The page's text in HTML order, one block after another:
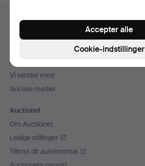
Hjælp og kontaktoplysninger
Kontakt supporten
Betalingsmuligheder
Vi sender med
Sociale medier
Auctionet
Om Auctionet
Ledige stillinger
Tilknyt dit auktionshus
Cookie-indstillinger
Accepter alle